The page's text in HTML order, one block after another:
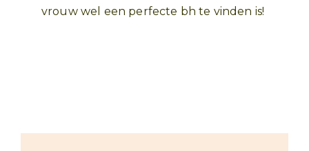
vrouw wel een perfecte bh te vinden is!